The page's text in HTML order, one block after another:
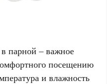
парной – важное
посещению
и влажность